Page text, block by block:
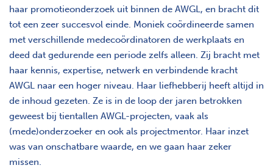
haar promotieonderzoek uit binnen de AWGL, en bracht dit
tot een zeer succesvol einde. Moniek coördineerde samen
met verschillende medecoördinatoren de werkplaats en
deed dat gedurende een periode zelfs alleen. Zij bracht met
haar kennis, expertise, netwerk en verbindende kracht
AWGL naar een hoger niveau. Haar liefhebberij heeft altijd in
de inhoud gezeten. Ze is in de loop der jaren betrokken
geweest bij tientallen AWGL-projecten, vaak als
(mede)onderzoeker en ook als projectmentor. Haar inzet
was van onschatbare waarde, en we gaan haar zeker
missen.